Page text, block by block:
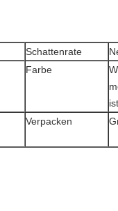
Schattenrate
Farbe
Verpacken